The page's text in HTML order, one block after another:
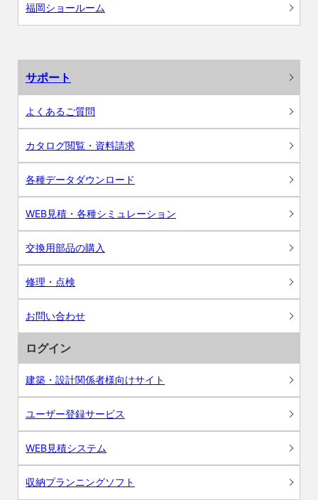
福岡ショールーム
サポート
よくあるご質問
カタログ閲覧・資料請求
各種データダウンロード
WEB見積・各種シミュレーション
交換用部品の購入
修理・点検
お問い合わせ
ログイン
建築・設計関係者様向けサイト
ユーザー登録サービス
WEB見積システム
収納プランニングソフト